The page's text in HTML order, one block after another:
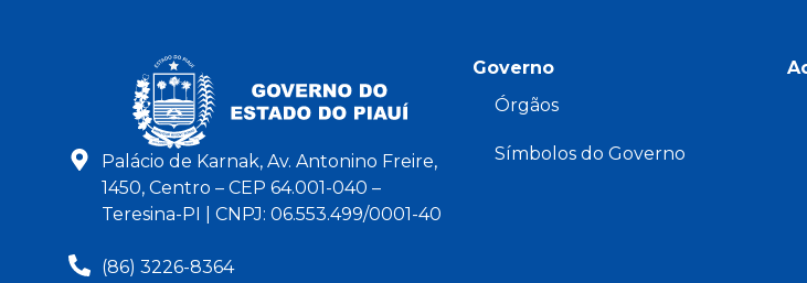
Palácio de Karnak, Av. Antonino Freire,
1450, Centro – CEP 64.001-040 –
Teresina-PI | CNPJ: 06.553.499/0001-40
(86) 3226-8364
Governo
Órgãos
Símbolos do Governo